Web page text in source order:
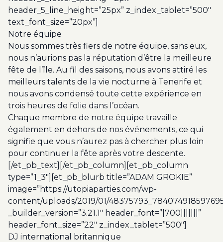
header_5_line_height=”25px” z_index_tablet=”500″
text_font_size=”20px”]
Notre équipe
Nous sommes très fiers de notre équipe, sans eux,
nous n’aurions pas la réputation d’être la meilleure
fête de l’île. Au fil des saisons, nous avons attiré les
meilleurs talents de la vie nocturne à Tenerife et
nous avons condensé toute cette expérience en
trois heures de folie dans l’océan.
Chaque membre de notre équipe travaille
également en dehors de nos événements, ce qui
signifie que vous n’aurez pas à chercher plus loin
pour continuer la fête après votre descente.
[/et_pb_text][/et_pb_column][et_pb_column
type=”1_3″][et_pb_blurb title=”ADAM GROKIE”
image=”https://utopiaparties.com/wp-
content/uploads/2019/01/
_builder_version=”3.21.1″ header_font=”|700|||||||”
header_font_size=”22″ z_index_tablet=”500″]
DJ international britannique